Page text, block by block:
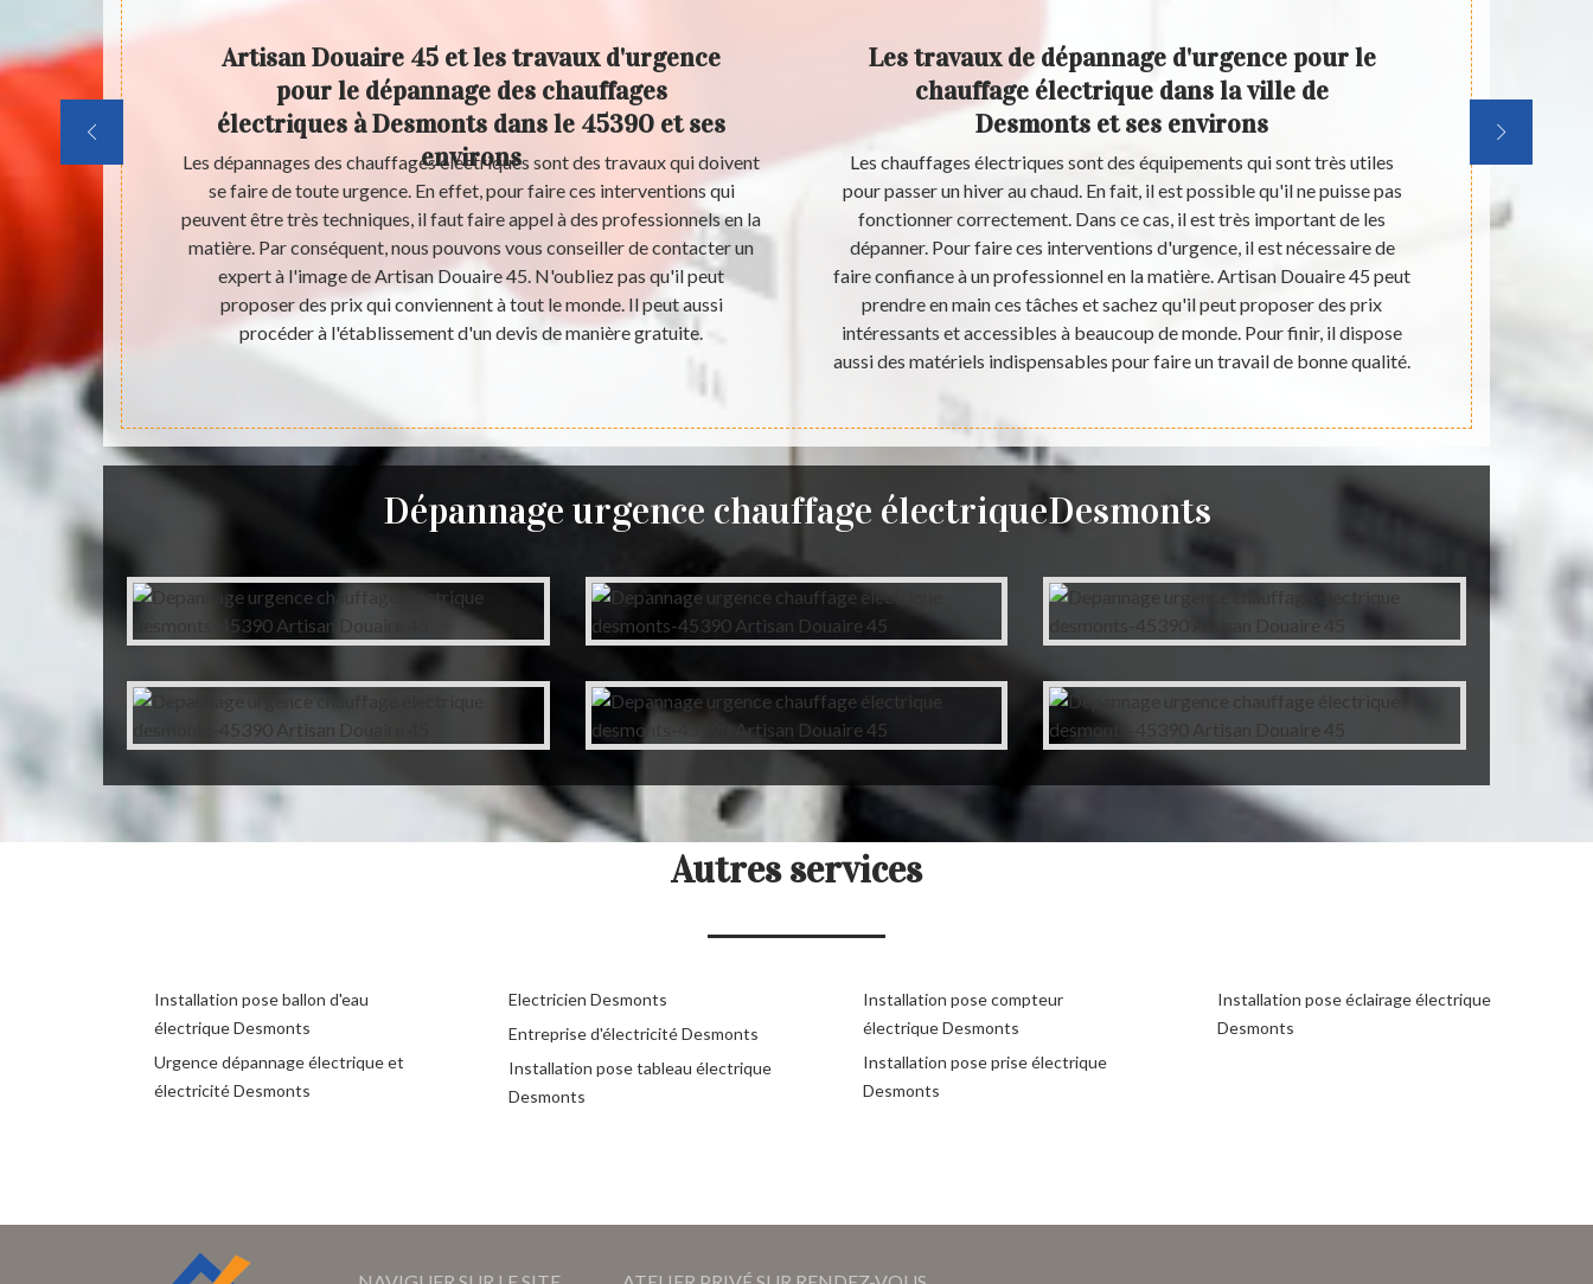
nombre
Artisan Douaire 45 et les travaux d'urgence
pour le dépannage des chauffages
électriques à Desmonts dans le 45390 et ses
environs
Les dépannages des chauffages électriques sont des travaux qui doivent
se faire de toute urgence. En effet, pour faire ces interventions qui
peuvent être très techniques, il faut faire appel à des professionnels en la
matière. Par conséquent, nous pouvons vous conseiller de contacter un
expert à l'image de Artisan Douaire 45. N'oubliez pas qu'il peut
proposer des prix qui conviennent à tout le monde. Il peut aussi
procéder à l'établissement d'un devis de manière gratuite.
Les travaux de dépannage d'urgence pour le
chauffage électrique dans la ville de
Desmonts et ses environs
Les chauffages électriques sont des équipements qui sont très utiles
pour passer un hiver au chaud. En fait, il est possible qu'il ne puisse pas
fonctionner correctement. Dans ce cas, il est très important de les
dépanner. Pour faire ces interventions d'urgence, il est nécessaire de
faire confiance à un professionnel en la matière. Artisan Douaire 45 peut
prendre en main ces tâches et sachez qu'il peut proposer des prix
intéressants et accessibles à beaucoup de monde. Pour finir, il dispose
aussi des matériels indispensables pour faire un travail de bonne qualité.
Des
des
Dépannage urgence chauffage électriqueDesmonts
Autres services
Installation pose ballon d'eau
électrique Desmonts
Urgence dépannage électrique et
électricité Desmonts
Electricien Desmonts
Entreprise d'électricité Desmonts
Installation pose tableau électrique
Desmonts
Installation pose compteur
électrique Desmonts
Installation pose prise électrique
Desmonts
Installation pose éclairage électrique
Desmonts